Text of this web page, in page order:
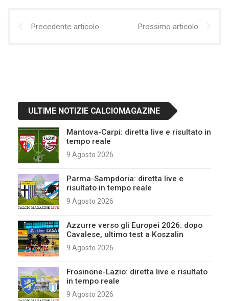
Precedente articolo Prossimo articolo
ULTIME NOTIZIE CALCIOMAGAZINE
Mantova-Carpi: diretta live e risultato in
tempo reale
9 Agosto 2026
Parma-Sampdoria: diretta live e
risultato in tempo reale
9 Agosto 2026
Azzurre verso gli Europei 2026: dopo
Cavalese, ultimo test a Koszalin
9 Agosto 2026
Frosinone-Lazio: diretta live e risultato
in tempo reale
9 Agosto 2026